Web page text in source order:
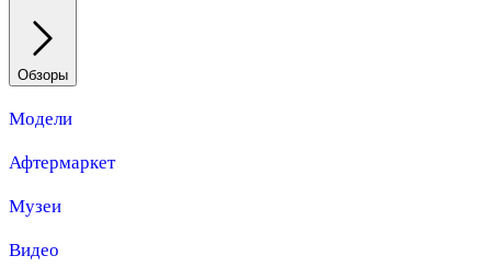
Обзоры
Модели
Афтермаркет
Музеи
Видео